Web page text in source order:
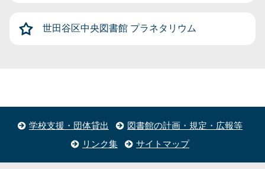
世田谷区中央図書館 プラネタリウム
学校支援・団体貸出
図書館の計画・規定・広報等
リンク集
サイトマップ